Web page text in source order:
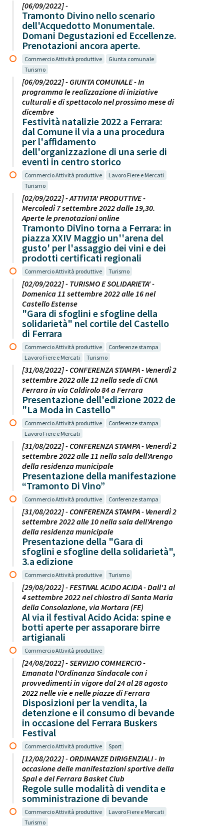
[06/09/2022] -
Tramonto Divino nello scenario
dell'Acquedotto Monumentale.
Domani Degustazioni ed Eccellenze.
Prenotazioni ancora aperte.
Commercio Attività produttive
Giunta comunale
Turismo
[06/09/2022] - GIUNTA COMUNALE - In
programma le realizzazione di iniziative
culturali e di spettacolo nel prossimo mese di
dicembre
Festività natalizie 2022 a Ferrara:
dal Comune il via a una procedura
per l'affidamento
dell'organizzazione di una serie di
eventi in centro storico
Commercio Attività produttive
Lavoro Fiere e Mercati
Turismo
[02/09/2022] - ATTIVITA' PRODUTTIVE -
Mercoledì 7 settembre 2022 dalle 19,30.
Aperte le prenotazioni online
Tramonto DiVino torna a Ferrara: in
piazza XXIV Maggio un''arena del
gusto' per l'assaggio dei vini e dei
prodotti certificati regionali
Commercio Attività produttive Turismo
[02/09/2022] - TURISMO E SOLIDARIETA' -
Domenica 11 settembre 2022 alle 16 nel
Castello Estense
"Gara di sfoglini e sfogline della
solidarietà" nel cortile del Castello
di Ferrara
Commercio Attività produttive
Conferenze stampa
Lavoro Fiere e Mercati
Turismo
[31/08/2022] - CONFERENZA STAMPA - Venerdì 2
settembre 2022 alle 12 nella sede di CNA
Ferrara in via Caldirolo 84 a Ferrara
Presentazione dell'edizione 2022 de
"La Moda in Castello"
Commercio Attività produttive
Conferenze stampa
Lavoro Fiere e Mercati
[31/08/2022] - CONFERENZA STAMPA - Venerdì 2
settembre 2022 alle 11 nella sala dell'Arengo
della residenza municipale
Presentazione della manifestazione
“Tramonto Di Vino”
Commercio Attività produttive Conferenze stampa
[31/08/2022] - CONFERENZA STAMPA - Venerdì 2
settembre 2022 alle 10 nella sala dell'Arengo
della residenza municipale
Presentazione della "Gara di
sfoglini e sfogline della solidarietà",
3.a edizione
Commercio Attività produttive Turismo
[29/08/2022] - FESTIVAL ACIDO ACIDA - Dall'1 al
4 settembre 2022 nel chiostro di Santa Maria
della Consolazione, via Mortara (FE)
Al via il festival Acido Acida: spine e
botti aperte per assaporare birre
artigianali
Commercio Attività produttive
[24/08/2022] - SERVIZIO COMMERCIO -
Emanata l'Ordinanza Sindacale con i
provvedimenti in vigore dal 24 al 28 agosto
2022 nelle vie e nelle piazze di Ferrara
Disposizioni per la vendita, la
detenzione e il consumo di bevande
in occasione del Ferrara Buskers
Festival
Commercio Attività produttive Sport
[12/08/2022] - ORDINANZE DIRIGENZIALI - In
occasione delle manifestazioni sportive della
Spal e del Ferrara Basket Club
Regole sulle modalità di vendita e
somministrazione di bevande
Commercio Attività produttive
Lavoro Fiere e Mercati
Turismo